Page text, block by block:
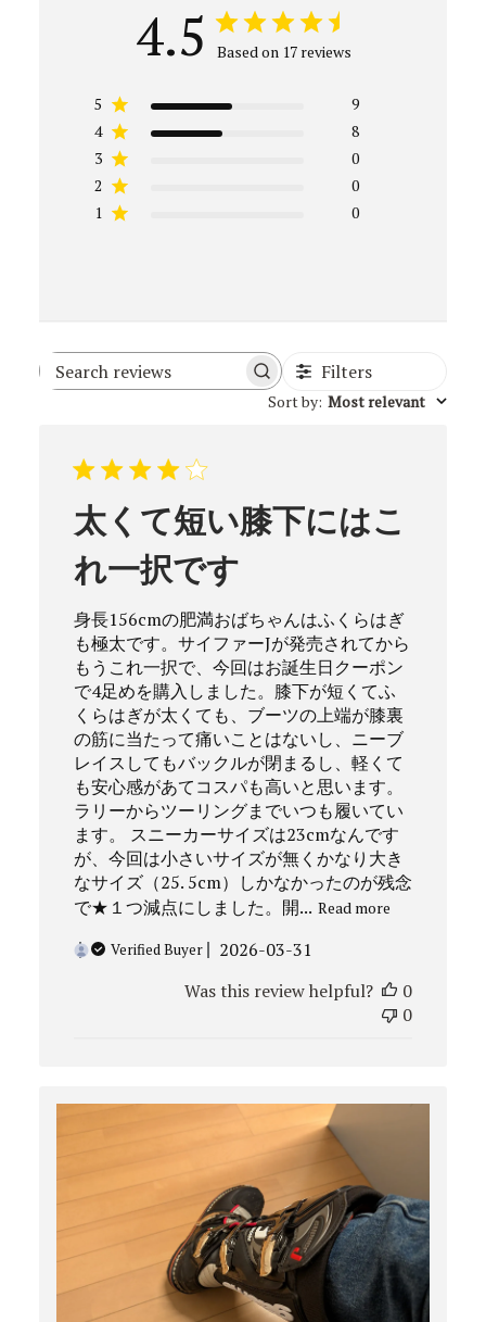
4.5 Based on 17 reviews
5
9
4
8
3
0
2
0
1
0
Search
Filters
Sort by: Most relevant
太くて短い膝下にはこ
れ一択です
身長156cmの肥満おばちゃんはふくらはぎ
も極太です。サイファーJが発売されてから
もうこれ一択で、今回はお誕生日クーポン
で4足めを購入しました。膝下が短くてふ
くらはぎが太くても、ブーツの上端が膝裏
の筋に当たって痛いことはないし、ニーブ
レイスしてもバックルが閉まるし、軽くて
も安心感があてコスパも高いと思います。
ラリーからツーリングまでいつも履いてい
ます。 スニーカーサイズは23cmなんです
が、今回は小さいサイズが無くかなり大き
なサイズ（25. 5cm）しかなかったのが残念
で★１つ減点にしました。開... Read more
Verified Buyer
Published
2026-03-31
Was this review helpful?
0
0